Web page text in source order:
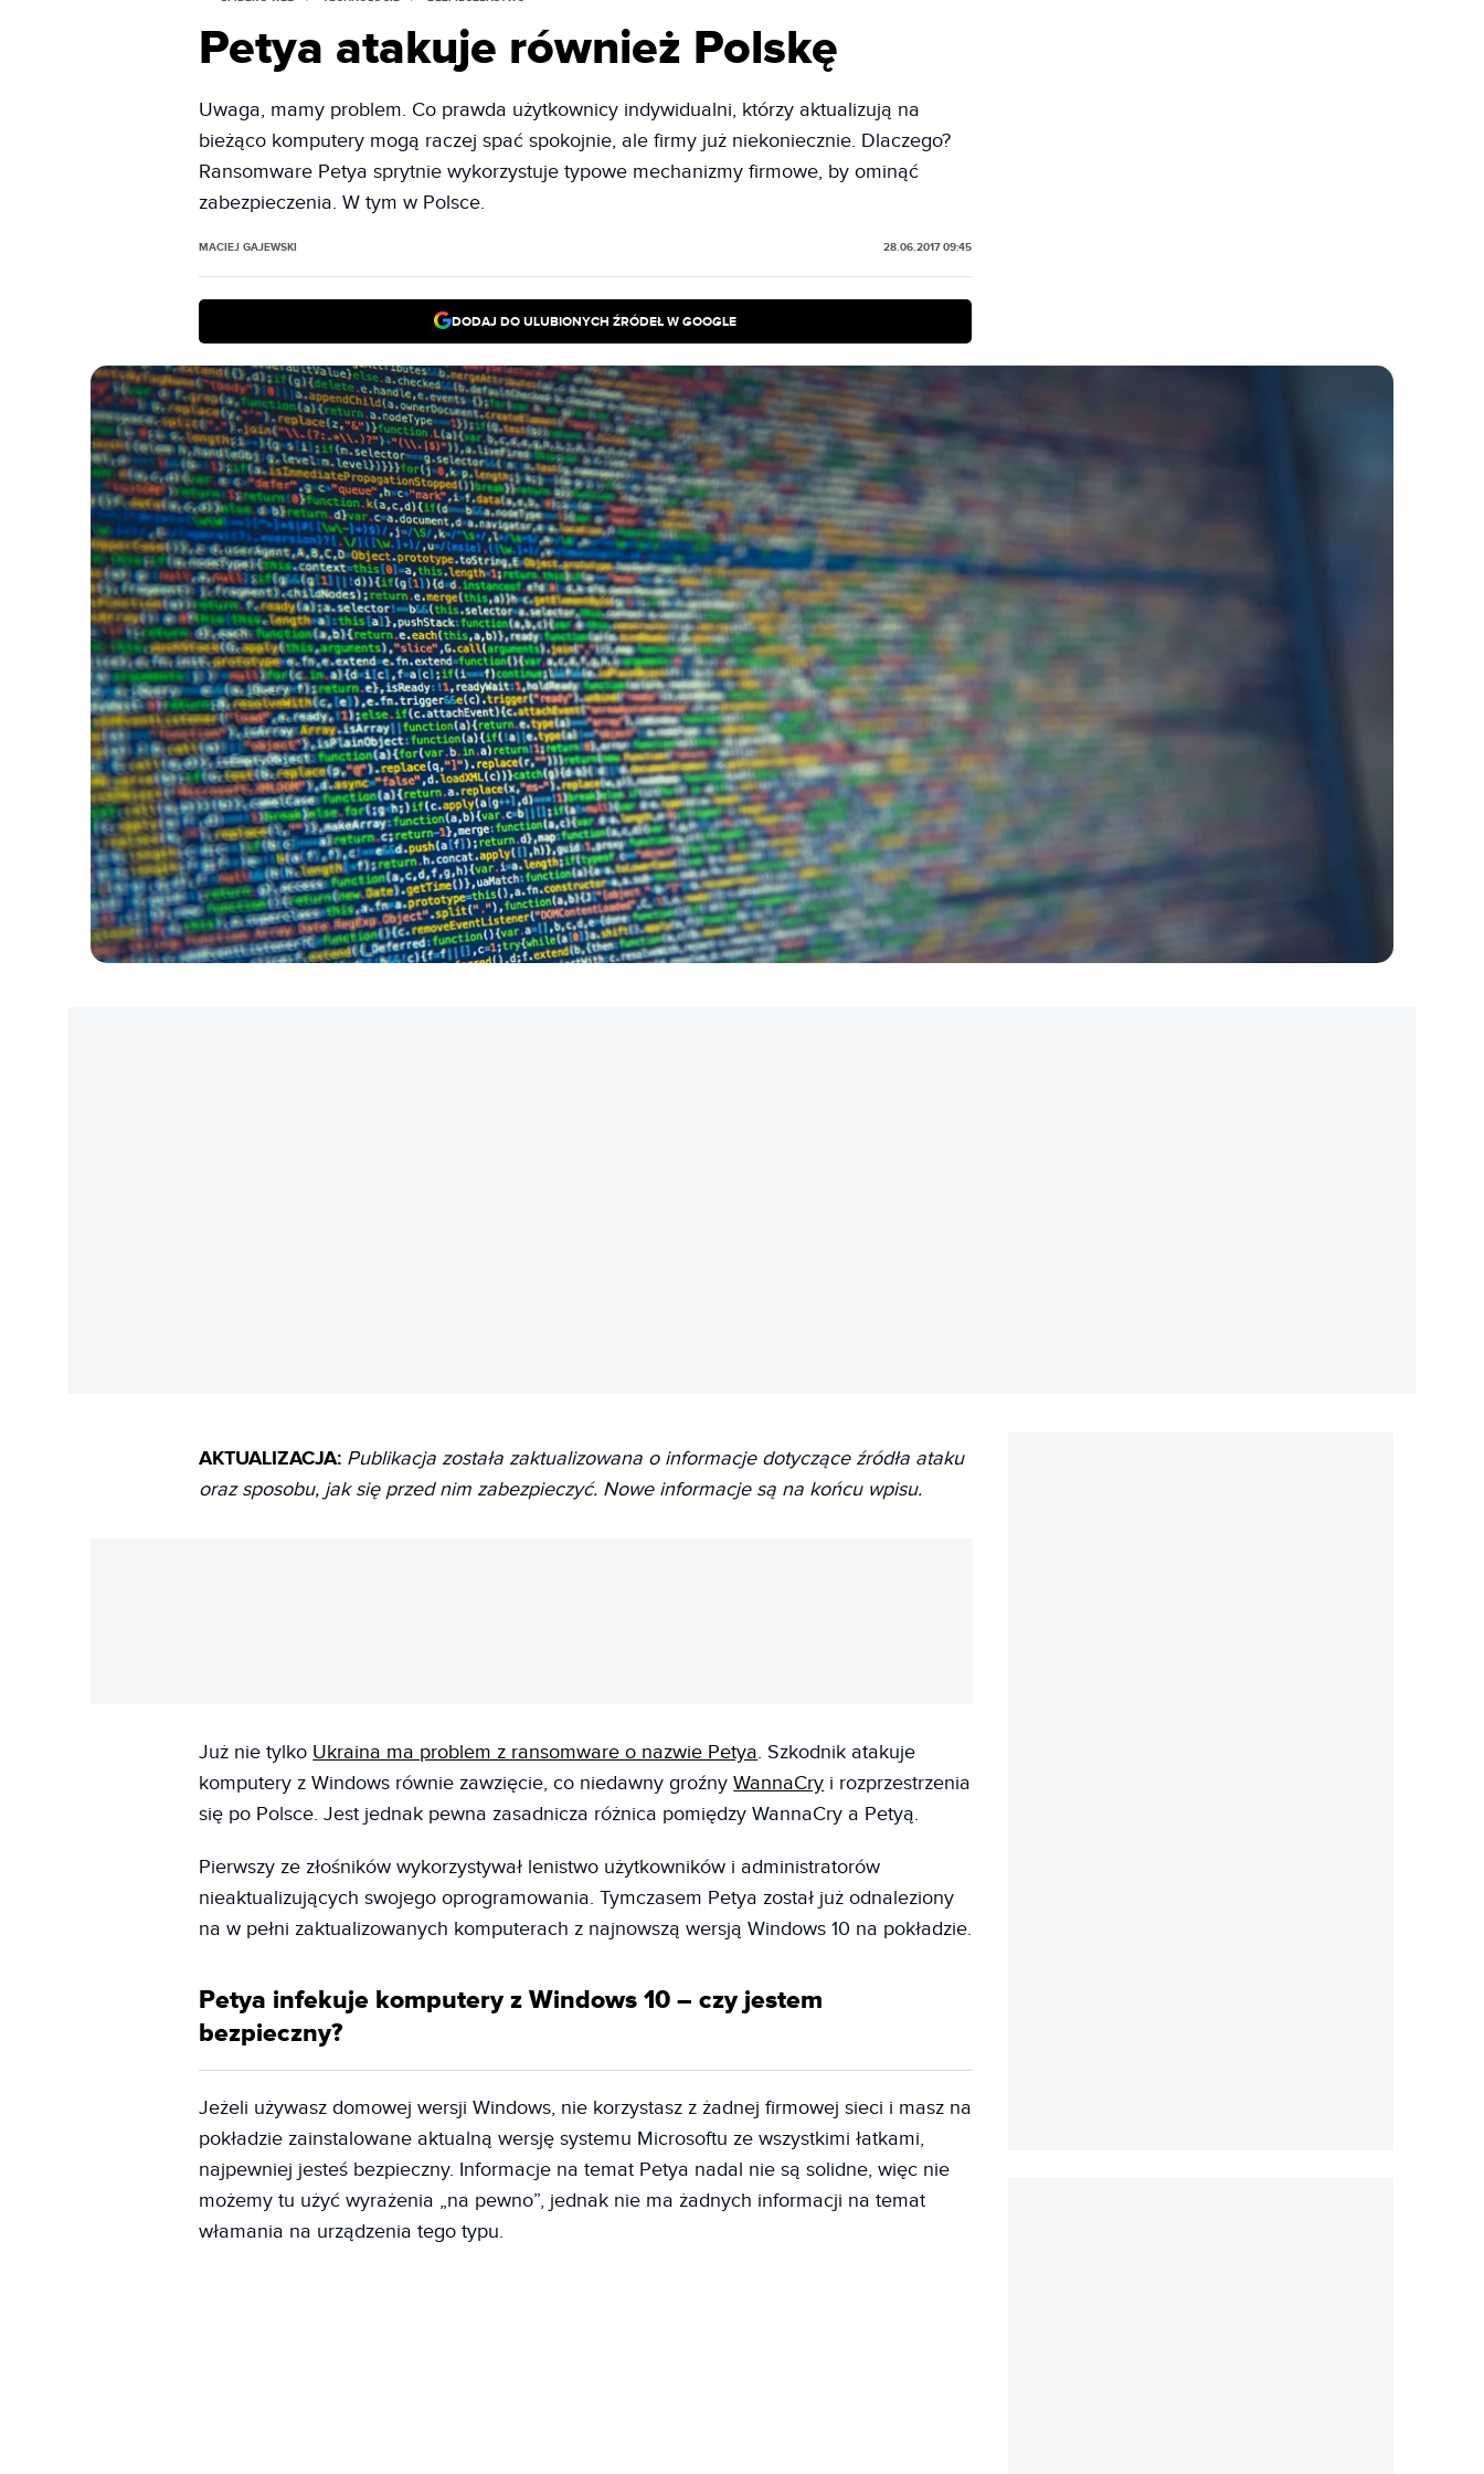
Petya atakuje również Polskę
Uwaga, mamy problem. Co prawda użytkownicy indywidualni, którzy aktualizują na
bieżąco komputery mogą raczej spać spokojnie, ale firmy już niekoniecznie. Dlaczego?
Ransomware Petya sprytnie wykorzystuje typowe mechanizmy firmowe, by ominąć
zabezpieczenia. W tym w Polsce.
MACIEJ GAJEWSKI 28.06.2017 09:45
DODAJ DO ULUBIONYCH ŹRÓDEŁ W GOOGLE
AKTUALIZACJA: Publikacja została zaktualizowana o informacje dotyczące źródła ataku
oraz sposobu, jak się przed nim zabezpieczyć. Nowe informacje są na końcu wpisu.
Już nie tylko Ukraina ma problem z ransomware o nazwie Petya. Szkodnik atakuje
komputery z Windows równie zawzięcie, co niedawny groźnyWannaCry i rozprzestrzenia
się po Polsce. Jest jednak pewna zasadnicza różnica pomiędzy WannaCry a Petyą.
Pierwszy ze złośników wykorzystywał lenistwo użytkowników i administratorów
nieaktualizujących swojego oprogramowania. Tymczasem Petya został już odnaleziony
na w pełni zaktualizowanych komputerach z najnowszą wersją Windows 10 na pokładzie.
Petya infekuje komputery z Windows 10 – czy jestem
bezpieczny?
Jeżeli używasz domowej wersji Windows, nie korzystasz z żadnej firmowej sieci i masz na
pokładzie zainstalowane aktualną wersję systemu Microsoftu ze wszystkimi łatkami,
najpewniej jesteś bezpieczny. Informacje na temat Petya nadal nie są solidne, więc nie
możemy tu użyć wyrażenia „na pewno”, jednak nie ma żadnych informacji na temat
włamania na urządzenia tego typu.